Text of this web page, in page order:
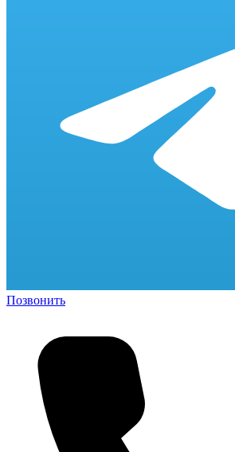
Позвонить